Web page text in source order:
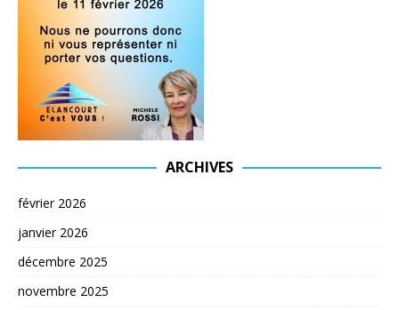
ARCHIVES
février 2026
janvier 2026
décembre 2025
novembre 2025